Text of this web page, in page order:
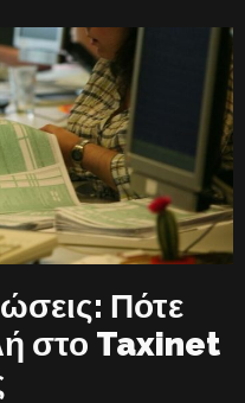
Πότε
στο Taxinet